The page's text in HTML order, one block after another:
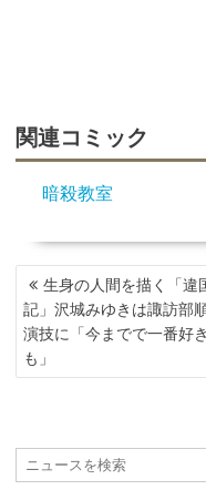
関連コミック
暗殺教室
投
稿
ナ
ビ
ゲ
ョ
ン
生身の人間を描く「違
記」沢城みゆきは諏訪部
演技に「今までで一番好
も」